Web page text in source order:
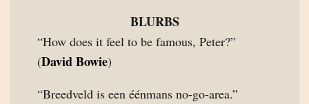
BLURBS
“How does it feel to be famous, Peter?”
(David Bowie)
“Breedveld is een éénmans no-go-area.”